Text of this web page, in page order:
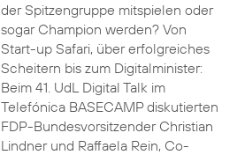
der Spitzengruppe mitspielen oder
sogar Champion werden? Von
Start-up Safari, über erfolgreiches
Scheitern bis zum Digitalminister:
Beim 41. UdL Digital Talk im
Telefónica BASECAMP diskutierten
FDP-Bundesvorsitzender Christian
Lindner und Raffaela Rein, Co-